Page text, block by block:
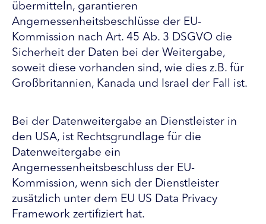
übermitteln, garantieren
Angemessenheitsbeschlüsse der EU-
Kommission nach Art. 45 Ab. 3 DSGVO die
Sicherheit der Daten bei der Weitergabe,
soweit diese vorhanden sind, wie dies z.B. für
Großbritannien, Kanada und Israel der Fall ist.
Bei der Datenweitergabe an Dienstleister in
den USA, ist Rechtsgrundlage für die
Datenweitergabe ein
Angemessenheitsbeschluss der EU-
Kommission, wenn sich der Dienstleister
zusätzlich unter dem EU US Data Privacy
Framework zertifiziert hat.